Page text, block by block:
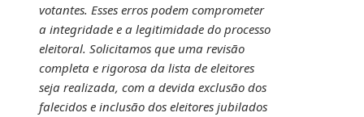
votantes. Esses erros podem comprometer
a integridade e a legitimidade do processo
eleitoral. Solicitamos que uma revisão
completa e rigorosa da lista de eleitores
seja realizada, com a devida exclusão dos
falecidos e inclusão dos eleitores jubilados